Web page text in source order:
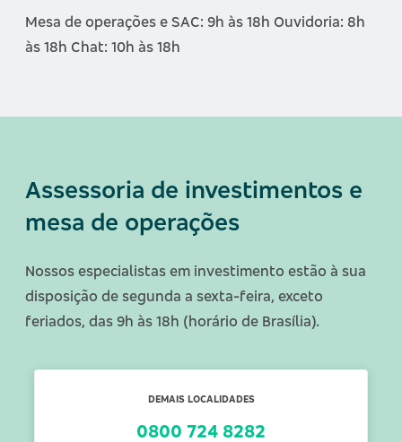
Mesa de operações e SAC: 9h às 18h Ouvidoria: 8h
às 18h Chat: 10h às 18h
Assessoria de investimentos e
mesa de operações
Nossos especialistas em investimento estão à sua
disposição de segunda a sexta-feira, exceto
feriados, das 9h às 18h (horário de Brasília).
DEMAIS LOCALIDADES
0800 724 8282